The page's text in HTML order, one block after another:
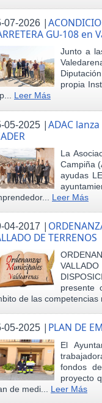
07-2026 |
GU-108 en
Junto a
propia
Leer Más
05-2025 |ADAC
La
Campiña
ayudas
Leer Más
04-2017 |
DE TERRENOS
presente
de las
05-2025 | PLAN DE
El
fondos
proyecto
de medi... Leer Más